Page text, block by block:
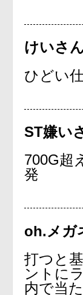
けいさ
ひどい
ST嫌い
700G超
発
oh.メガ
打つと
ントに
内で当